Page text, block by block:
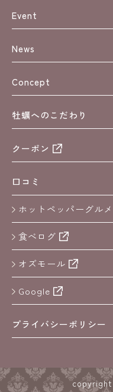
Event
News
Concept
牡蠣へのこだわり
クーポン
口コミ
ホットペッパーグルメ
食べログ
オズモール
Google
プライバシーポリシー